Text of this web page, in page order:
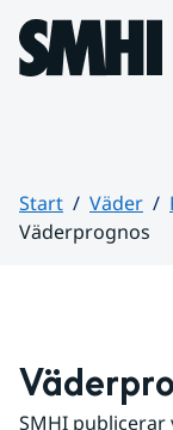
Hoppa till sidans
Start Väder
Väderprognos
SMHI